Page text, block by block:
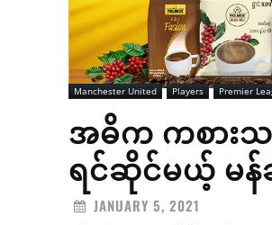
Manchester United Players Premier
အဓိက ကစားသ
ရင်ဆိုင်မယ့် မ
JANUARY 5, 2021